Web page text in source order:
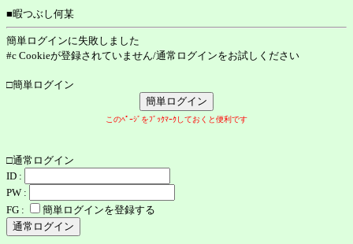
■暇つぶし何某
簡単ログインに失敗しました
#c Cookieが登録されていません/通常ログインをお試しください
□簡単ログイン
このﾍﾟｰｼﾞをﾌﾞｯｸﾏｰｸしておくと便利です
□通常ログイン
ID :
PW :
FG :
簡単ログインを登録する